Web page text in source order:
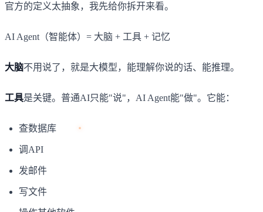
官方的定义太抽象，我先给你拆开来看。
AI Agent（智能体）= 大脑 + 工具 + 记忆
大脑不用说了，就是大模型，能理解你说的话、能推理。
工具是关键。普通AI只能"说"，AI Agent能"做"。它能：
查数据库
调API
发邮件
写文件